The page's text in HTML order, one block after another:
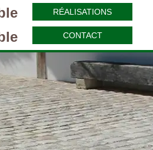
RÉALISATIONS
CONTACT